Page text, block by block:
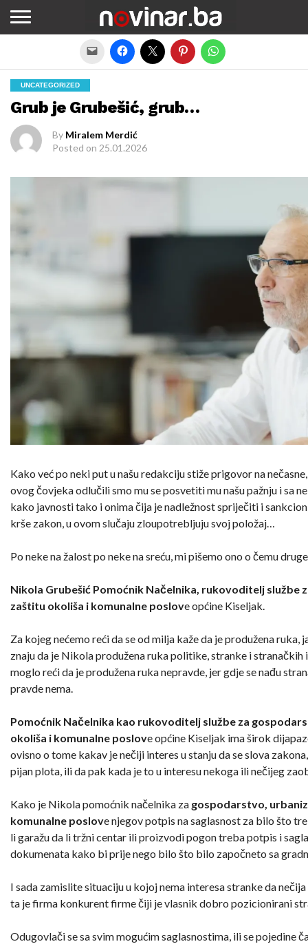
UNCATEGORIZED
Grub je Grubešić, grub…
By Miralem Merdić
Posted on 25.01.2026
Kako već po neki put u našu redakciju stiže prigovor na
ovog čovjeka odlučili smo mu se posvetiti mu našu pažnju i sa
kako javnosti tako i onima čija je nadležnost spriječiti i
krše zakon, u ovom slučaju zloupotrebljuju svoj položaj…
Po neke na žalost po neke na sreću, mi pišemo ono o čemu
Nikola Grubešić Pomoćnik Načelnika, rukovoditelj službe
zaštitu okoliša i komunalne poslove općine Kiseljak.
Za kojeg nećemo reći da se od milja kaže da je produžena ruka,
znaju da je Nikola produžena ruka politike, stranke i stranačkih
moglo reći da je produžena ruka nepravde, jer gdje se nađu
pravde nema.
Pomoćnik Načelnika kao rukovoditelj službe za
okoliša i komunalne poslove općine Kiseljak ima širok
ovisno o tome kakav je nečiji interes u stanju da se slova
pijan plota, ili da pak kada je to u interesu nekoga ili nečijeg
Kako je Nikola pomoćnik načelnika za gospodarstvo,
komunalne poslove njegov potpis na saglasnost za bilo što
li garažu da li tržni centar ili proizvodi pogon treba potpis i
dokumenata kako bi prije nego bilo što bilo započneto sa
I sada zamislite situaciju u kojoj nema interesa stranke da
ta je firma konkurent firme čiji je vlasnik dobro pozicionirani
Odugovlači se sa svim mogućim saglasnostima, ili se pojedine
Exit mobile version